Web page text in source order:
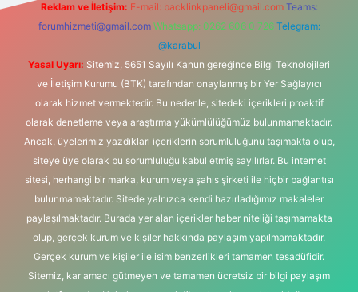
Reklam ve İletişim: E-mail: backlinkpaneli@gmail.com Teams:
forumhizmeti@gmail.com Whatsapp: 0262 606 0 726 Telegram:
@karabul
Yasal Uyarı: Sitemiz, 5651 Sayılı Kanun gereğince Bilgi Teknolojileri
ve İletişim Kurumu (BTK) tarafından onaylanmış bir Yer Sağlayıcı
olarak hizmet vermektedir. Bu nedenle, sitedeki içerikleri proaktif
olarak denetleme veya araştırma yükümlülüğümüz bulunmamaktadır.
Ancak, üyelerimiz yazdıkları içeriklerin sorumluluğunu taşımakta olup,
siteye üye olarak bu sorumluluğu kabul etmiş sayılırlar. Bu internet
sitesi, herhangi bir marka, kurum veya şahıs şirketi ile hiçbir bağlantısı
bulunmamaktadır. Sitede yalnızca kendi hazırladığımız makaleler
paylaşılmaktadır. Burada yer alan içerikler haber niteliği taşımamakta
olup, gerçek kurum ve kişiler hakkında paylaşım yapılmamaktadır.
Gerçek kurum ve kişiler ile isim benzerlikleri tamamen tesadüfidir.
Sitemiz, kar amacı gütmeyen ve tamamen ücretsiz bir bilgi paylaşım